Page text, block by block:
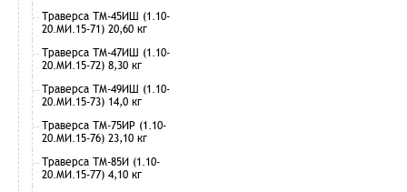
Траверса ТМ-45ИШ (1.10-
20.МИ.15-71) 20,60 кг
Траверса ТМ-47ИШ (1.10-
20.МИ.15-72) 8,30 кг
Траверса ТМ-49ИШ (1.10-
20.МИ.15-73) 14,0 кг
Траверса ТМ-75ИР (1.10-
20.МИ.15-76) 23,10 кг
Траверса ТМ-85И (1.10-
20.МИ.15-77) 4,10 кг